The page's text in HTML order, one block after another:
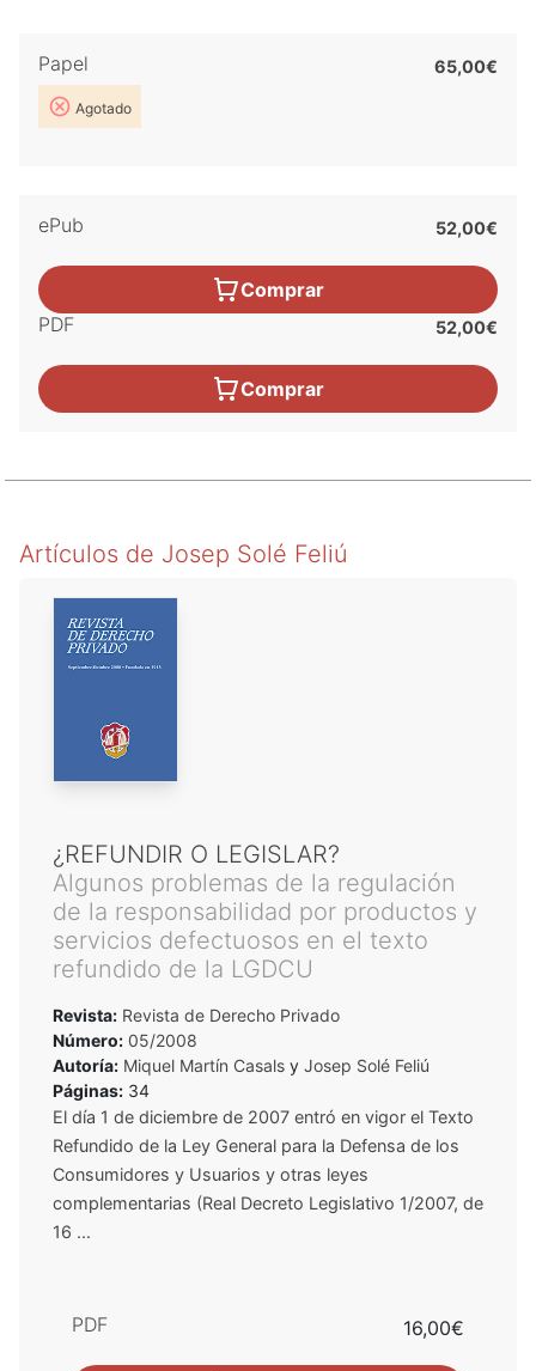
Papel
Agotado
65,00€
ePub 52,00€
Comprar
PDF
52,00€
Comprar
Artículos de Josep Solé Feliú
¿REFUNDIR O LEGISLAR?
Algunos problemas de la regulación
de la responsabilidad por productos y
servicios defectuosos en el texto
refundido de la LGDCU
Revista: Revista de Derecho Privado
Número: 05/2008
Autoría: Miquel Martín Casals y Josep Solé Feliú
Páginas: 34
El día 1 de diciembre de 2007 entró en vigor el Texto
Refundido de la Ley General para la Defensa de los
Consumidores y Usuarios y otras leyes
complementarias (Real Decreto Legislativo 1/2007, de
16 ...
PDF 16,00€